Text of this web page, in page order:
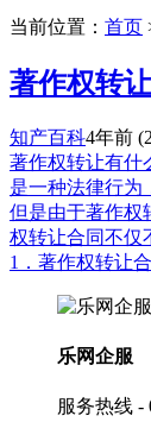
当前位置： 首页
著作权转
知产百科4年前
著作权转让有什
是一种法律行为
但是由于著作权
权转让合同不仅
1．著作权转让
乐网企服
服务热线 -